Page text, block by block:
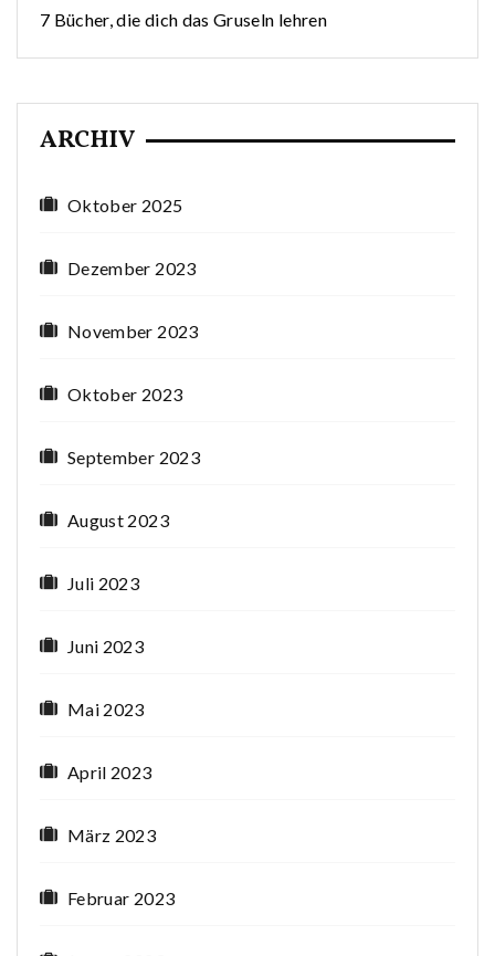
7 Bücher, die dich das Gruseln lehren
ARCHIV
Oktober 2025
Dezember 2023
November 2023
Oktober 2023
September 2023
August 2023
Juli 2023
Juni 2023
Mai 2023
April 2023
März 2023
Februar 2023